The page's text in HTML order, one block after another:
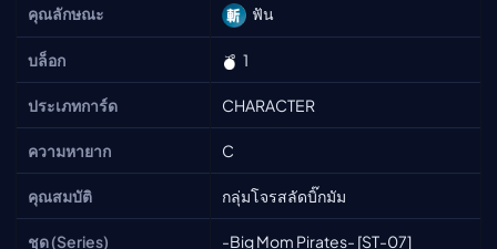
คุณลักษณะ ฟัน
บล็อก 1
ประเภทการ์ด CHARACTER
ความหายาก C
คุณสมบัติ กลุ่มโจรสลัดบิ๊กมัม
ชุด (Series) -Big Mom Pirates- [ST-07]